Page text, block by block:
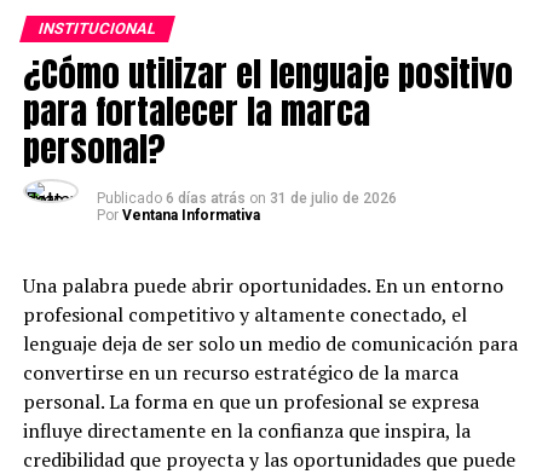
fortalecer el reconocimiento social hacia quienes
construyen negocios desde el esfuerzo propio.
La convocatoria contempla seis categorías: Fuerza
Mujer, dirigida a emprendedoras que hayan superado y
enfrentado barreras de género; Emprendedor Joven,
para jóvenes líderes de negocio con alto potencial de
crecimiento; MYPE Sostenible, que reconoce prácticas
conjunto; Emprendimiento Innovador, que premia
soluciones que usan la innovación como pilar; y Legado
que Inspira, dirigida a emprendimientos con más de 10
años que han logrado un impacto destacado en sus
comunidades.
INSTITUCIONAL
¿Cómo utilizar el lenguaje positivo
para fortalecer la marca
personal?
Publicado 6 días atrás on 31 de julio de 2026
Por Ventana Informativa
Una palabra puede abrir oportunidades. En un entorno
profesional competitivo y altamente conectado, el
lenguaje deja de ser solo un medio de comunicación para
convertirse en un recurso estratégico de la marca
personal. La forma en que un profesional se expresa
influye directamente en la confianza que inspira, la
credibilidad que proyecta y las oportunidades que puede